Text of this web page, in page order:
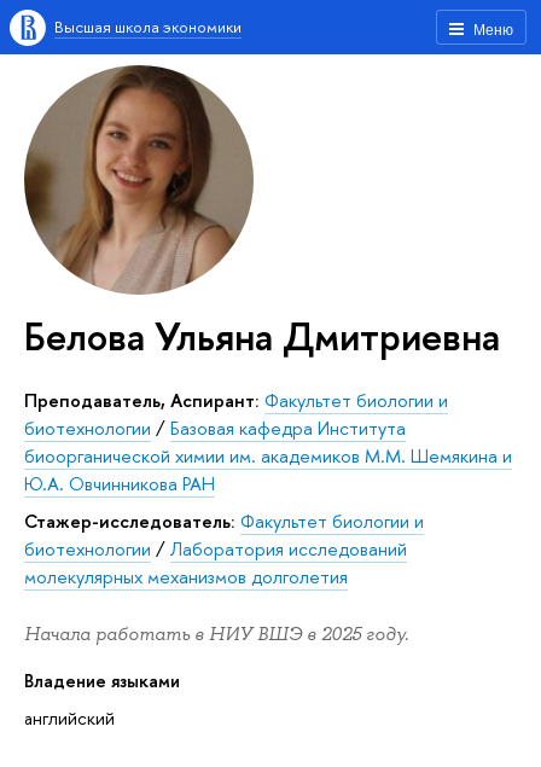
Меню
Высшая школа экономики
Белова Ульяна Дмитриевна
Преподаватель, Аспирант: Факультет биологии и
биотехнологии /Базовая кафедра Института
биоорганической химии им. академиков М.М. Шемякина и
Ю.А. Овчинникова РАН
Стажер-исследователь: Факультет биологии и
биотехнологии /Лаборатория исследований
молекулярных механизмов долголетия
Начала работать в НИУ ВШЭ в 2025 году.
Владение языками
английский